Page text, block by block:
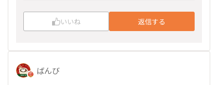
いいね 返信する
ばんび